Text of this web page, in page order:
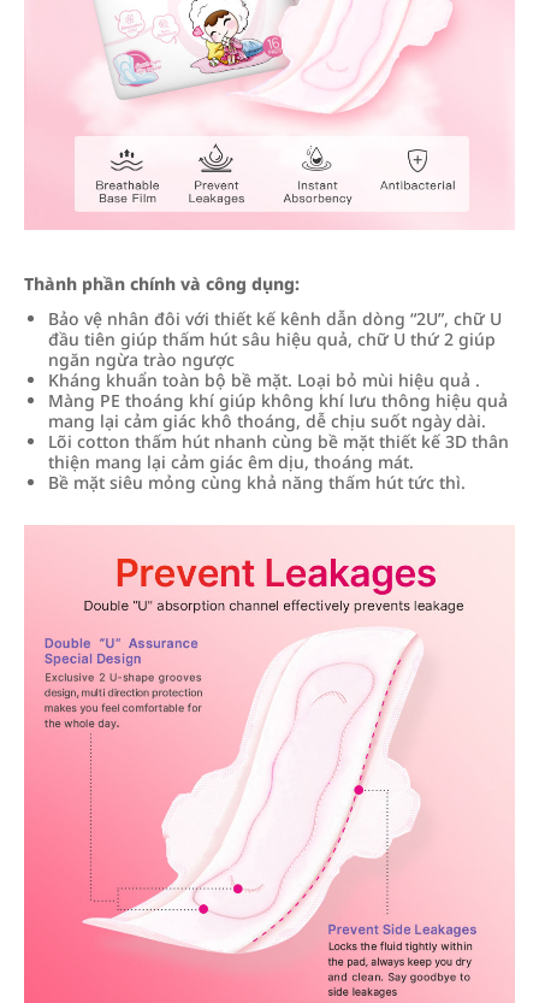
Thành phần chính và công dụng:
Bảo vệ nhân đôi với thiết kế kênh dẫn dòng “2U”, chữ U
đầu tiên giúp thấm hút sâu hiệu quả, chữ U thứ 2 giúp
ngăn ngừa trào ngược
Kháng khuẩn toàn bộ bề mặt. Loại bỏ mùi hiệu quả .
Màng PE thoáng khí giúp không khí lưu thông hiệu quả
mang lại cảm giác khô thoáng, dễ chịu suốt ngày dài.
Lõi cotton thấm hút nhanh cùng bề mặt thiết kế 3D thân
thiện mang lại cảm giác êm dịu, thoáng mát.
Bề mặt siêu mỏng cùng khả năng thấm hút tức thì.